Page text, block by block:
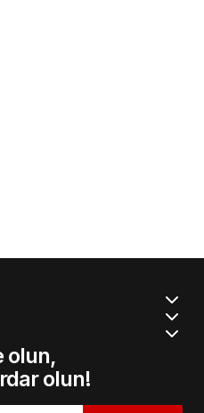
olun,
olun!